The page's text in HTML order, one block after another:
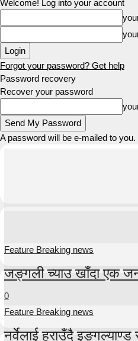
Welcome! Log into your account
Forgot your password? Get help
Password recovery
Recover your password
A password will be e-mailed to you.
Feature Breaking news
जङ्गली च्याउ खाँदा एक
0
Feature Breaking news
नर्वेलाई हराउँदै